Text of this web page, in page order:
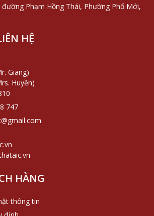
đường Phạm Hồng Thái, Phường Phố Mới,
HỆ
Giang)
Huyền)
747
HÀNG
thông tin